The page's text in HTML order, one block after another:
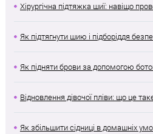
Хірургічна підтяжка шиї: навіщо
Як підтягнути шию і підборіддя
Як підняти брови за допомогою
Відновлення дівочої пліви: що це
Як збільшити сідниці в домашніх